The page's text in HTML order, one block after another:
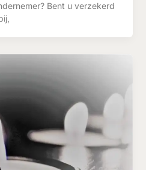
Bent u verzekerd